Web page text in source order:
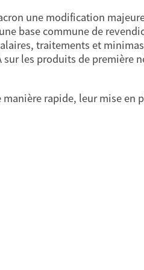
une modification
base commune de
traitements et
les produits de première
rapide, leur mise en